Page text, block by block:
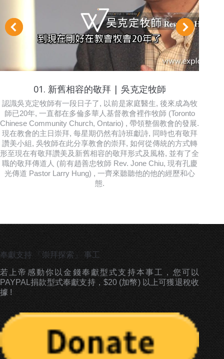
01. 新舊相容的敬拜 | 吳克定牧師
認識吳克定牧師有一段日子了, 以前是家庭醫生, 後來成為牧
師已20年, 一直都在多倫多華人基督教會裡作牧師 (Toronto
Chinese Community Church, Ontario) , 帶領整個教會的發展.
現在教會的主日崇拜, 每星期仍然有詩班獻詩, 同時也有敬拜
讚美小組, 吳牧師在此分享教會的崇拜, 如何從傳統的方式轉
形至現在有敬拜讚美及新舊相容的敬拜形式及風格, 並有了全
職的敬拜傳道人 (前有趙善忠牧師 Rev. Jone Chiu, 現有孔慶
光傳道 Pastor Larry Hung) , 一齊來聽聽他的他的經歷和心
態.
奉獻支持 「崇拜探索」 事工
若上帝感動你以金錢奉獻型式支持本事工，您可以
PAYPAL捐款型式奉獻支持，$20 (加幣) 以上可獲退稅收
據 !